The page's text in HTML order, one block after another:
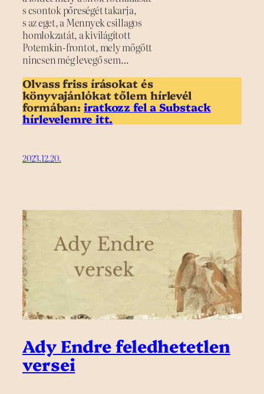
s csontok pőreségét takarja,
s az eget, a Mennyek csillagos
homlokzatát, a kivilágított
Potemkin-frontot, mely mögött
nincsen még levegő sem…
Olvass friss írásokat és
könyvajánlókat tőlem hírlevél
formában:iratkozz fel a Substack
hírlevelemre itt.
2023.12.20.
Ady Endre feledhetetlen
versei